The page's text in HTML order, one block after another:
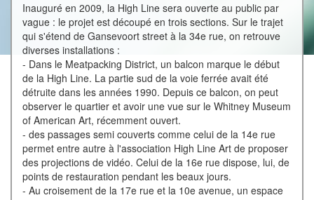
Inauguré en 2009, la High Line sera ouverte au public par
vague : le projet est découpé en trois sections. Sur le trajet
qui s'étend de Gansevoort street à la 34e rue, on retrouve
diverses installations :
- Dans le Meatpacking District, un balcon marque le début
de la High Line. La partie sud de la voie ferrée avait été
détruite dans les années 1990. Depuis ce balcon, on peut
observer le quartier et avoir une vue sur le Whitney Museum
of American Art, récemment ouvert.
- des passages semi couverts comme celui de la 14e rue
permet entre autre à l'association High Line Art de proposer
des projections de vidéo. Celui de la 16e rue dispose, lui, de
points de restauration pendant les beaux jours.
- Au croisement de la 17e rue et la 10e avenue, un espace